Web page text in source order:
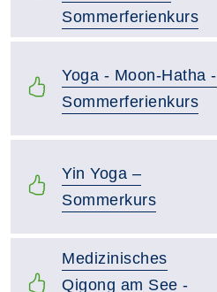
Sommerferienkurs
Yoga - Moon-Hatha -
Sommerferienkurs
Yin Yoga –
Sommerkurs
Medizinisches
Qigong am See -